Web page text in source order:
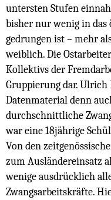
untersten Stufen
bisher nur wenig in
gedrungen ist – mehr
weiblich. Die
Kollektivs der
Gruppierung dar. Ulrich
Datenmaterial denn
durchschnittliche
war eine 18jährige
Von den
zum Ausländereinsatz
wenige ausdrücklich
Zwangsarbeitskräfte.